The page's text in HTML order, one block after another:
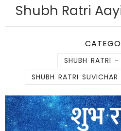
Shubh Ratri
SHUBH RATRI -
SHUBH RATRI